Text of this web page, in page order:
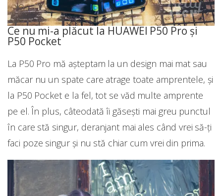
Ce nu mi-a plăcut la HUAWEI P50 Pro și
P50 Pocket
La P50 Pro mă așteptam la un design mai mat sau
măcar nu un spate care atrage toate amprentele, și
la P50 Pocket e la fel, tot se văd multe amprente
pe el. În plus, câteodată îi găsești mai greu punctul
în care stă singur, deranjant mai ales când vrei să-ți
faci poze singur și nu stă chiar cum vrei din prima.